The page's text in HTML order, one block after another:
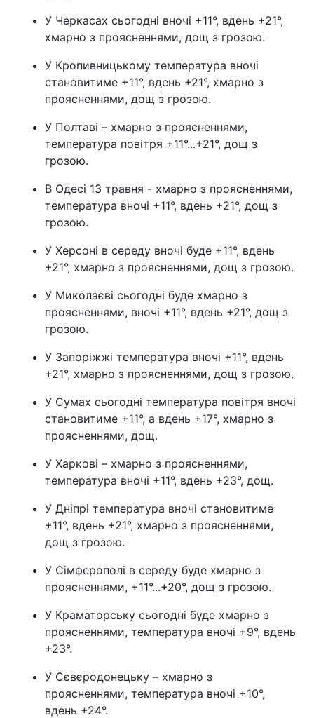
У Черкасах сьогодні вночі +11°, вдень +21°,
хмарно з проясненнями, дощ з грозою.
У Кропивницькому температура вночі
становитиме +11°, вдень +21°, хмарно з
проясненнями, дощ з грозою.
У Полтаві – хмарно з проясненнями,
температура повітря +11°...+21°, дощ з
грозою.
В Одесі 13 травня - хмарно з проясненнями,
температура вночі +11°, вдень +21°, дощ з
грозою.
У Херсоні в середу вночі буде +11°, вдень
+21°, хмарно з проясненнями, дощ з грозою.
У Миколаєві сьогодні буде хмарно з
проясненнями, вночі +11°, вдень +21°, дощ з
грозою.
У Запоріжжі температура вночі +11°, вдень
+21°, хмарно з проясненнями, дощ з грозою.
У Сумах сьогодні температура повітря вночі
становитиме +11°, а вдень +17°, хмарно з
проясненнями, дощ.
У Харкові – хмарно з проясненнями,
температура вночі +11°, вдень +23°, дощ.
У Дніпрі температура вночі становитиме
+11°, вдень +21°, хмарно з проясненнями,
дощ з грозою.
У Сімферополі в середу буде хмарно з
проясненнями, +11°...+20°, дощ з грозою.
У Краматорську сьогодні буде хмарно з
проясненнями, температура вночі +9°, вдень
+23°.
У Сєвєродонецьку – хмарно з
проясненнями, температура вночі +10°,
вдень +24°.